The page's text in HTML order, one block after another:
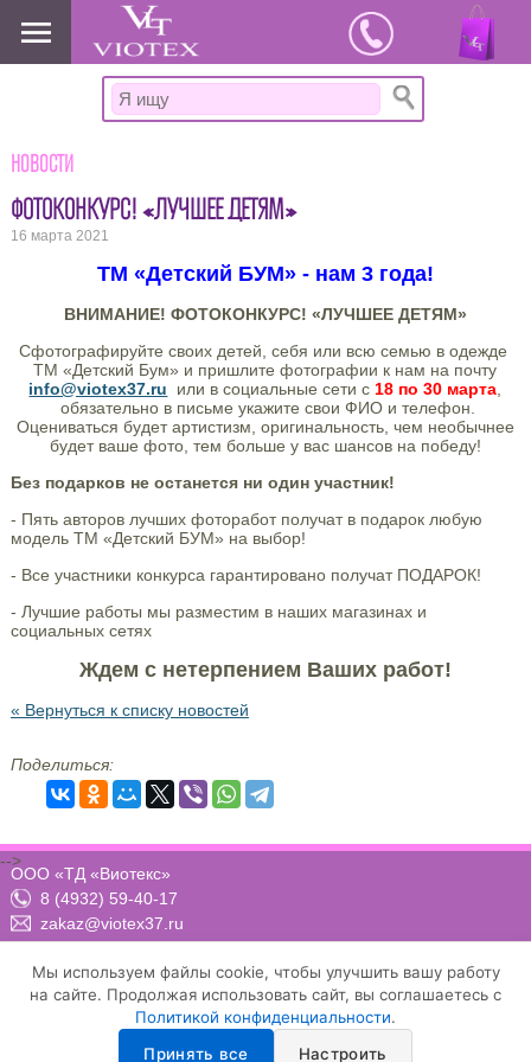
www.viotex37.ru
Новости
ФОТОКОНКУРС! «ЛУЧШЕЕ ДЕТЯМ»
16 марта 2021
ТМ «Детский БУМ» - нам 3 года!
ВНИМАНИЕ! ФОТОКОНКУРС! «ЛУЧШЕЕ ДЕТЯМ»
Сфотографируйте своих детей, себя или всю семью в одежде
ТМ «Детский Бум» и пришлите фотографии к нам на почту
info@viotex37.ru или в социальные сети с 18 по 30 марта
обязательно в письме укажите свои ФИО и телефон.
Оцениваться будет артистизм, оригинальность, чем необычнее
будет ваше фото, тем больше у вас шансов на победу!
Без подарков не останется ни один участник!
- Пять авторов лучших фоторабот получат в подарок любую
модель ТМ «Детский БУМ» на выбор!
- Все участники конкурса гарантировано получат ПОДАРОК!
- Лучшие работы мы разместим в наших магазинах и
социальных сетях
Ждем с нетерпением Ваших работ!
« Вернуться к списку новостей
Поделиться:
ООО «ТД «Виотекс»
8 (4932) 59-40-17
zakaz@viotex37.ru
Положение о конфиденциальности и защите персональных данных
Условия осуществления рассылки email-сообщений
-->
Мы используем файлы cookie, чтобы улучшить вашу работу
на сайте. Продолжая использовать сайт, вы соглашаетесь с
Политикой конфиденциальности.
Принять все
Настроить